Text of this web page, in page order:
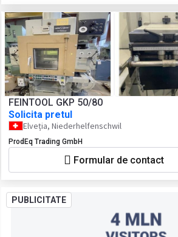
FEINTOOL GKP 50/80
Solicita pretul
Elveția, Niederhelfenschwil
ProdEq Trading GmbH
Formular de contact
PUBLICITATE